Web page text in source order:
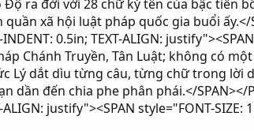
Độ ra đời với 28 chữ ký tên của bậc tiền
xã hội luật pháp quốc gia buổi ấy.</
0.5in; TEXT-ALIGN:
Chánh Truyền, Tân Luật; không có
Lý dắt dìu từng câu, từng chữ trong lời
dần đến chia phe phân phái.</SPAN></
justify"><SPAN style="FONT-SIZE: